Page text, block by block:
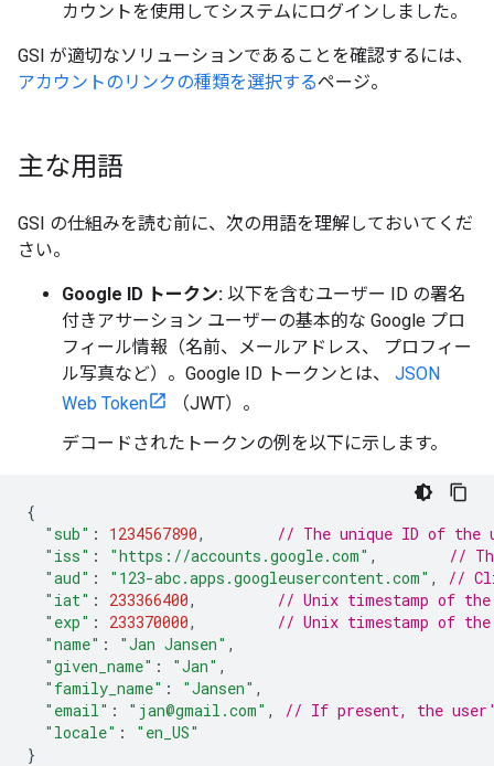
カウントを使用してシステムにログインしました。
GSI が適切なソリューションであることを確認するには、
アカウントのリンクの種類を選択するページ。
主な用語
GSI の仕組みを読む前に、次の用語を理解しておいてくだ
さい。
Google ID トークン: 以下を含むユーザー ID の署名
付きアサーション ユーザーの基本的な Google プロ
フィール情報（名前、メールアドレス、 プロフィー
ル写真など）。Google ID トークンとは、 JSON
Web Token
（JWT）。
デコードされたトークンの例を以下に示します。
{
"sub" : 1234567890,
// The unique ID of the
"iss" : "https://accounts.google.com" ,
//
"aud" : "123-abc.apps.googleusercontent.com" ,
//
"iat" : 233366400,
// Unix timestamp of
"exp" : 233370000,
// Unix timestamp of
"name" : "Jan Jansen" ,
"given_name" : "Jan" ,
"family_name" : "Jansen" ,
"email" : "jan@gmail.com" ,
// If present, the
"locale" :
"en_US"
}